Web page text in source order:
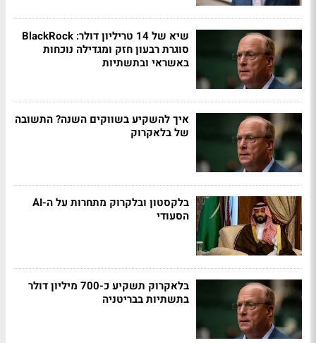
שיא של 14 טריליון דולר: BlackRock
סוגרת רבעון חזק ומגדילה נוכחות
באשראי ובתשתיות
איך להשקיע בשווקים השנה? התשובה
של בלאקרוק
בלקסטון ובלקרוק מתחרות על ה-AI
הסעודי
בלאקרוק תשקיע כ-700 מיליון דולר
בתשתיות בבריטניה